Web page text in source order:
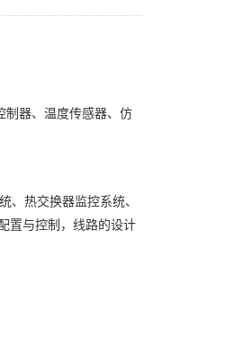
制器、温度传感器、仿
热交换器监控系统、
置与控制，线路的设计